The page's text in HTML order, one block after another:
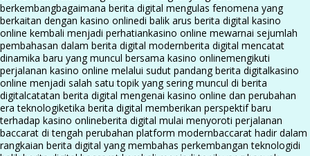
berkembangbagaimana berita digital mengulas fenomena yang
berkaitan dengan kasino onlinedi balik arus berita digital kasino
online kembali menjadi perhatiankasino online mewarnai sejumlah
pembahasan dalam berita digital modernberita digital mencatat
dinamika baru yang muncul bersama kasino onlinemengikuti
perjalanan kasino online melalui sudut pandang berita digitalkasino
online menjadi salah satu topik yang sering muncul di berita
digitalcatatan berita digital mengenai kasino online dan perubahan
era teknologiketika berita digital memberikan perspektif baru
terhadap kasino onlineberita digital mulai menyoroti perjalanan
baccarat di tengah perubahan platform modernbaccarat hadir dalam
rangkaian berita digital yang membahas perkembangan teknologidi